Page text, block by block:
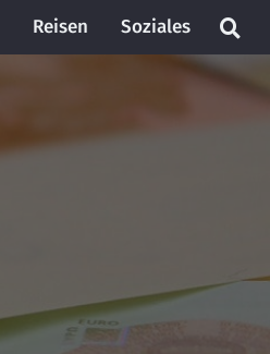
Reisen Soziales